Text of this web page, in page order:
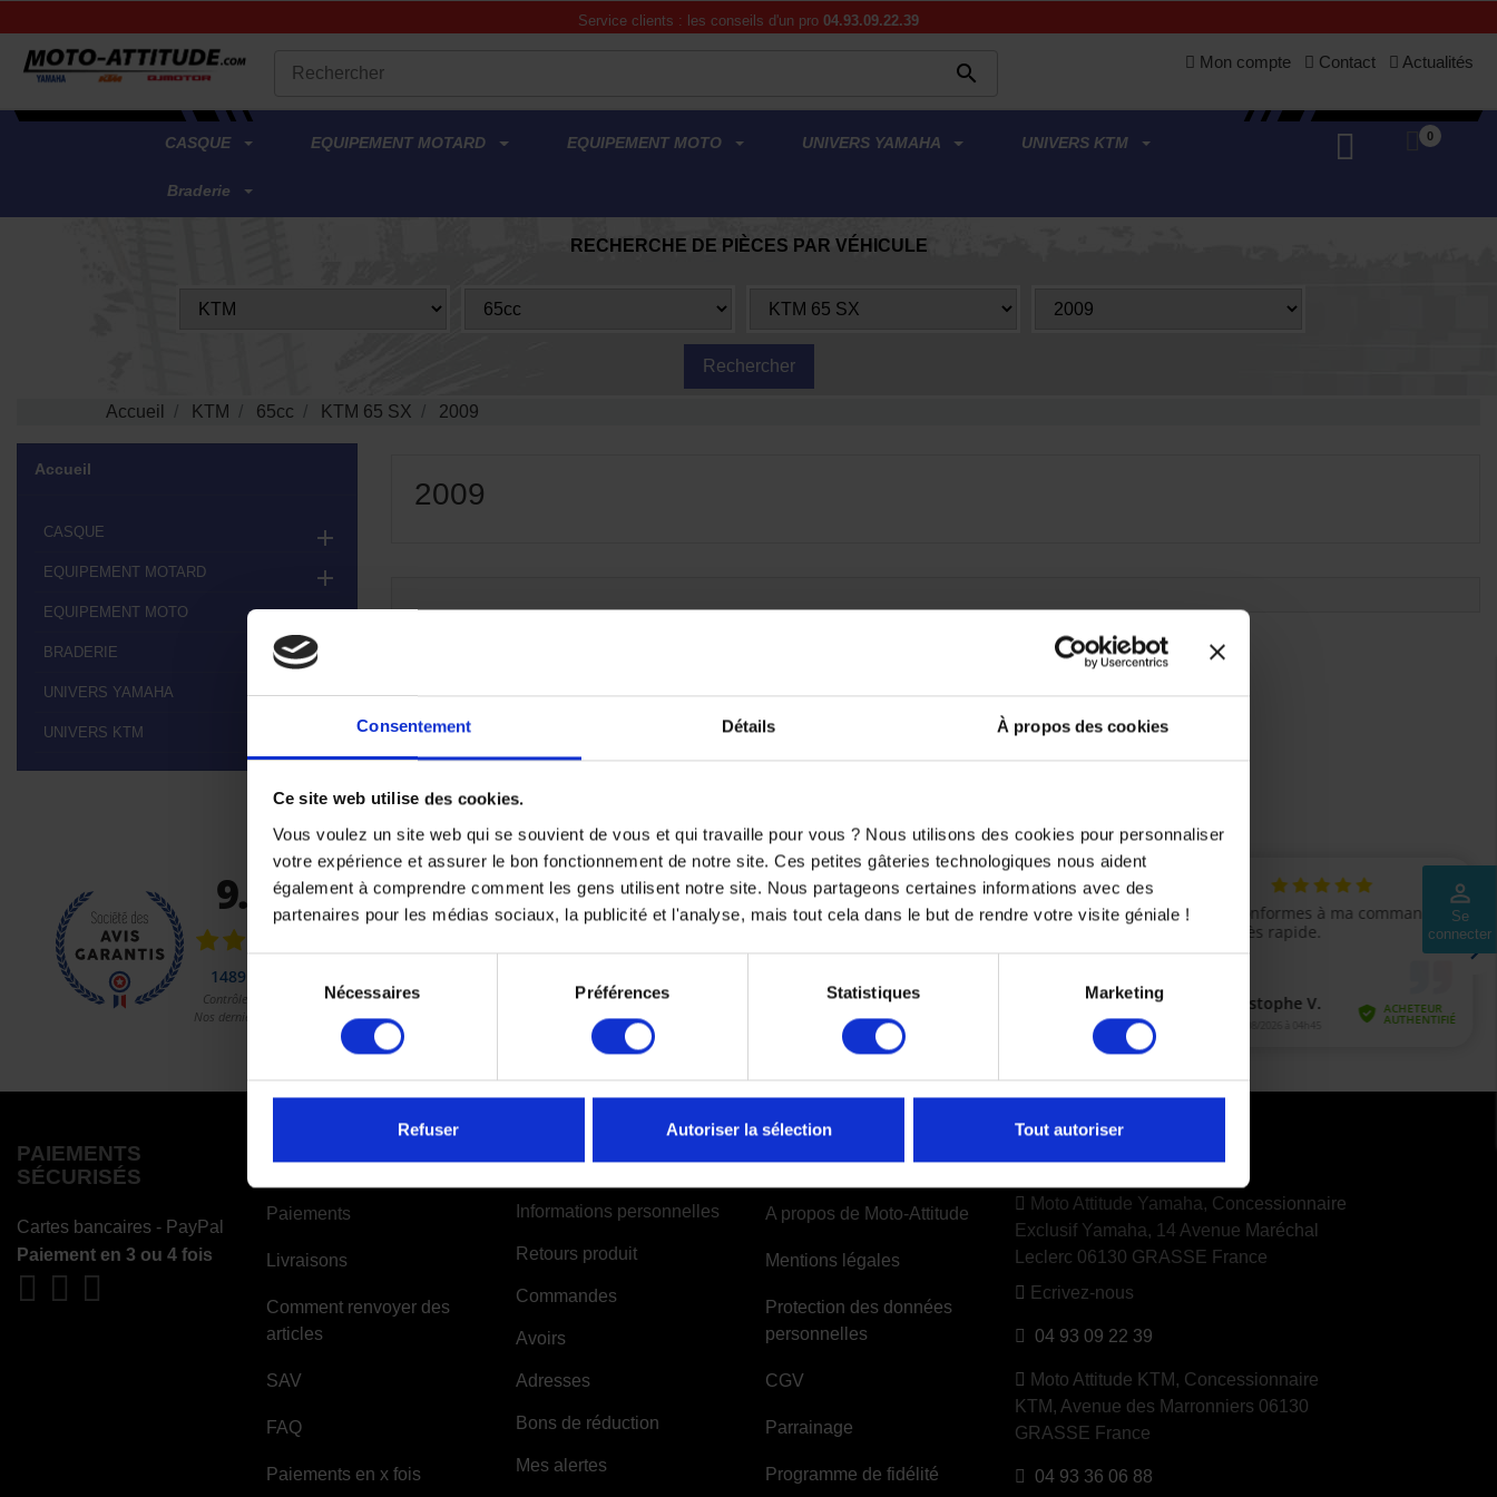
Consentement Détails À propos des cookies
Ce site web utilise des cookies.
Vous voulez un site web qui se souvient de vous et qui travaille pour vous ? Nous utilisons des cookies pour personnaliser
votre expérience et assurer le bon fonctionnement de notre site. Ces petites gâteries technologiques nous aident
également à comprendre comment les gens utilisent notre site. Nous partageons certaines informations avec des
partenaires pour les médias sociaux, la publicité et l'analyse, mais tout cela dans le but de rendre votre visite géniale !
consentement
Nécessaires Préférences Statistiques Marketing
Refuser Autoriser la sélection Tout autoriser
perm_identity
Se
connecter
Service clients : les conseils d'un pro 04.93.09.22.39
 Mon compte Contact Actualités
.
CASQUE EQUIPEMENT MOTARD EQUIPEMENT MOTO UNIVERS YAMAHA UNIVERS KTM
Braderie
0
RECHERCHE DE PIÈCES PAR VÉHICULE
Accueil KTM 65cc KTM 65 SX 2009
Accueil
CASQUE 
EQUIPEMENT MOTARD 
EQUIPEMENT MOTO 
BRADERIE 
UNIVERS YAMAHA 
UNIVERS KTM
2009
PAIEMENTS
SÉCURISÉS
Cartes bancaires - PayPal
Paiement en 3 ou 4 fois
Paiements
Livraisons
Comment renvoyer des
articles
SAV
FAQ
Paiements en x fois
Informations personnelles
Retours produit
Commandes
Avoirs
Adresses
Bons de réduction
Mes alertes
A propos de Moto-Attitude
Mentions légales
Protection des données
personnelles
CGV
Parrainage
Programme de fidélité
Moto Attitude Yamaha, Concessionnaire
Exclusif Yamaha, 14 Avenue Maréchal
Leclerc 06130 GRASSE France
Ecrivez-nous
04 93 09 22 39
Moto Attitude KTM, Concessionnaire
KTM, Avenue des Marronniers 06130
GRASSE France
04 93 36 06 88